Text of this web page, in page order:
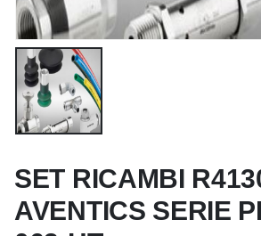
SET RICAMBI
AVENTICS SERIE